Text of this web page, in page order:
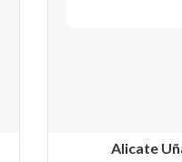
Alicate